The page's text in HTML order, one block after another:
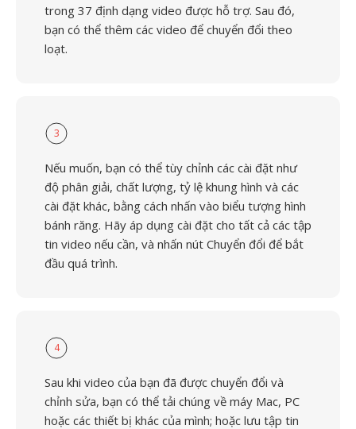
trong 37 định dạng video được hỗ trợ. Sau đó,
bạn có thể thêm các video để chuyển đổi theo
loạt.
3
Nếu muốn, bạn có thể tùy chỉnh các cài đặt như
độ phân giải, chất lượng, tỷ lệ khung hình và các
cài đặt khác, bằng cách nhấn vào biểu tượng hình
bánh răng. Hãy áp dụng cài đặt cho tất cả các tập
tin video nếu cần, và nhấn nút Chuyển đổi để bắt
đầu quá trình.
4
Sau khi video của bạn đã được chuyển đổi và
chỉnh sửa, bạn có thể tải chúng về máy Mac, PC
hoặc các thiết bị khác của mình; hoặc lưu tập tin